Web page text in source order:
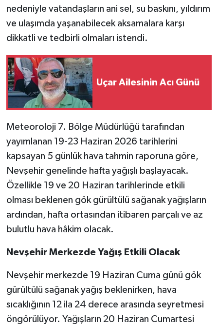
nedeniyle vatandaşların ani sel, su baskını, yıldırım
ve ulaşımda yaşanabilecek aksamalara karşı
dikkatli ve tedbirli olmaları istendi.
Uçar Ailesinin Acı Günü
Meteoroloji 7. Bölge Müdürlüğü tarafından
yayımlanan 19-23 Haziran 2026 tarihlerini
kapsayan 5 günlük hava tahmin raporuna göre,
Nevşehir genelinde hafta yağışlı başlayacak.
Özellikle 19 ve 20 Haziran tarihlerinde etkili
olması beklenen gök gürültülü sağanak yağışların
ardından, hafta ortasından itibaren parçalı ve az
bulutlu hava hâkim olacak.
Nevşehir Merkezde Yağış Etkili Olacak
Nevşehir merkezde 19 Haziran Cuma günü gök
gürültülü sağanak yağış beklenirken, hava
sıcaklığının 12 ila 24 derece arasında seyretmesi
öngörülüyor. Yağışların 20 Haziran Cumartesi